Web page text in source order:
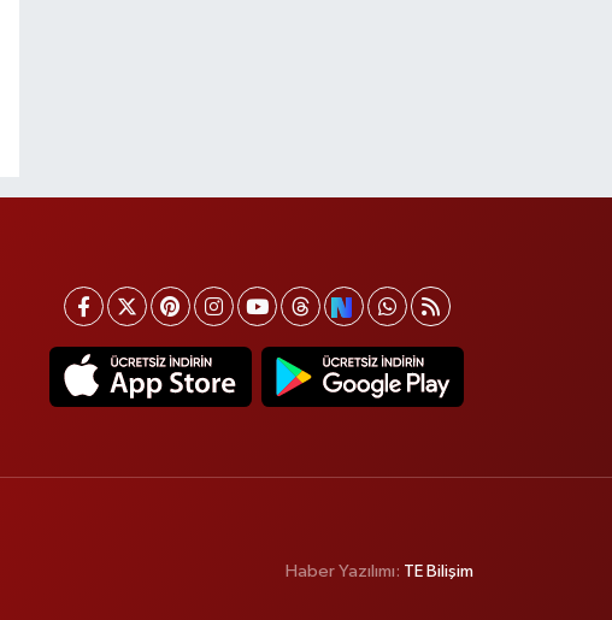
Haber Yazılımı: TE Bilişim